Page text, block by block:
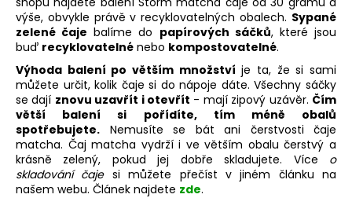
výše, obvykle právě v recyklovatelných obalech. Sypané
zelené čaje balíme do papírových sáčků, které jsou
buď recyklovatelné nebo kompostovatelné.
Výhoda balení po větším množství je ta, že si sami
můžete určit, kolik čaje si do nápoje dáte. Všechny sáčky
se dají znovu uzavřít i otevřít - mají zipový uzávěr. Čím
větší balení si pořídíte, tím méně obalů
spotřebujete. Nemusíte se bát ani čerstvosti čaje
matcha. Čaj matcha vydrží i ve větším obalu čerstvý a
krásně zelený, pokud jej dobře skladujete. Více o
skladování čajesi můžete přečíst v jiném článku na
našem webu. Článek najdete zde.
STORM
MATCHA
EMERALD
40
Kč